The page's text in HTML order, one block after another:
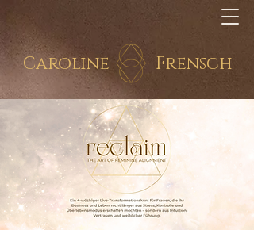
Caroline Frensch